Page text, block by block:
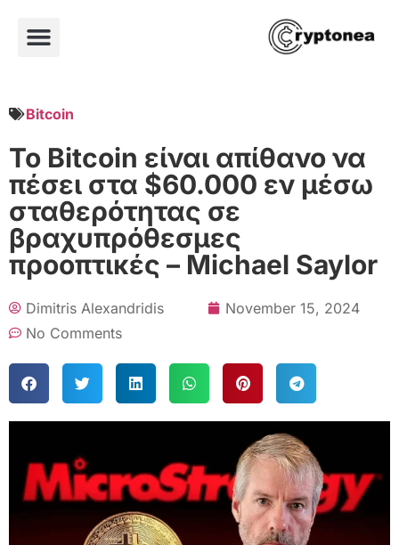
Bitcoin
Το Bitcoin είναι απίθανο να
πέσει στα $60.000 εν μέσω
σταθερότητας σε
βραχυπρόθεσμες
προοπτικές – Michael Saylor
Dimitris Alexandridis
November 15, 2024
No Comments